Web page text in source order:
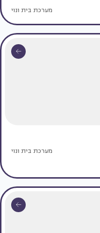
מערכת בית ונוי
מערכת בית ונוי